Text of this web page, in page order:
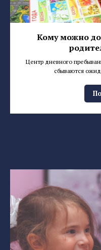
Кому можно
Центр дневного
сбываются